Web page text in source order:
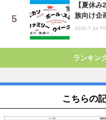
【夏休
族向け企
2026.7.24
ランキン
こちらの